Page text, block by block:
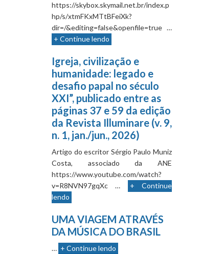
https://skybox.skymail.net.br/index.p
hp/s/xtmFKxMTtBFeiXk?
dir=/&editing=false&openfile=true …
+ Continue lendo
Igreja, civilização e
humanidade: legado e
desafio papal no século
XXI”, publicado entre as
páginas 37 e 59 da edição
da Revista Illuminare (v. 9,
n. 1, jan./jun., 2026)
Artigo do escritor Sérgio Paulo Muniz
Costa, associado da ANE
https://www.youtube.com/watch?
v=R8NVN97gqXc …
+ Continue
lendo
UMA VIAGEM ATRAVÉS
DA MÚSICA DO BRASIL
… + Continue lendo